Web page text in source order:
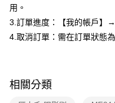
４．使用「AFTEE先享後付」
時審查核予不同之上限額度；
請求用戶進行身份認證。
５．嚴禁一人註冊多個帳號或
用。
3.訂單進度：【我的帳戶】
4.取消訂單：需在訂單狀態
相關分類